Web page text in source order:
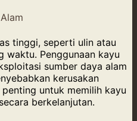
tinggi, seperti ulin atau
waktu. Penggunaan kayu
sumber daya alam
kerusakan
untuk memilih kayu
berkelanjutan.